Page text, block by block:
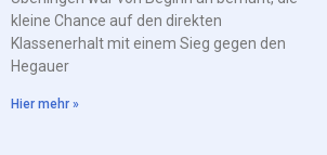
kleine Chance auf den direkten
Klassenerhalt mit einem Sieg gegen den
Hegauer
Hier mehr »